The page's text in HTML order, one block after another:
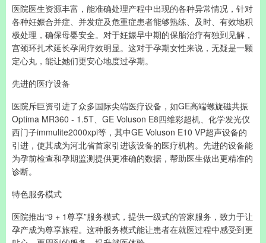
医院医生资源丰富，能准确处理产程中出现的各种异常情况，针对
各种妊娠合并症、并发症及危重症患者能够熟练、及时、有效地积
极处理，确保母婴安全。对于妊娠早中期的保胎治疗有独到见解，
宫颈环扎术延长孕周疗效明显。这对于孕期女性来说，无疑是一颗
定心丸，能让她们更安心地度过孕期。
先进的医疗设备
医院斥巨资引进了众多国际尖端医疗设备，如GE高端螺旋磁共振
Optima MR360 - 1.5T、GE Voluson E8四维彩超机、化学发光仪
西门子immulite2000xpi等，其中GE Voluson E10 VP超声设备的
引进，使其成为河北省首家引进该设备的医疗机构。先进的设备能
为孕前检查和孕期监测提供更准确的数据，帮助医生做出更精准的
诊断。
特色服务模式
医院推出“9 + 1尊享”服务模式，提供一级式的管家服务，致力于让
孕产成为尊享旅程。这种服务模式能让患者在就医过程中感受到更